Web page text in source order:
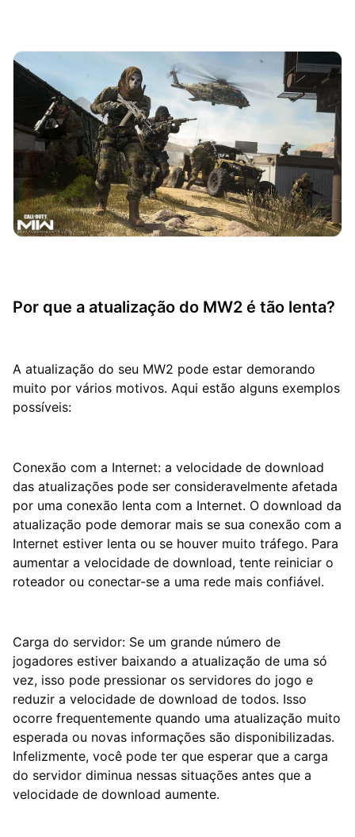
Por que a atualização do MW2 é tão lenta?
A atualização do seu MW2 pode estar demorando
muito por vários motivos. Aqui estão alguns exemplos
possíveis:
Conexão com a Internet: a velocidade de download
das atualizações pode ser consideravelmente afetada
por uma conexão lenta com a Internet. O download da
atualização pode demorar mais se sua conexão com a
Internet estiver lenta ou se houver muito tráfego. Para
aumentar a velocidade de download, tente reiniciar o
roteador ou conectar-se a uma rede mais confiável.
Carga do servidor: Se um grande número de
jogadores estiver baixando a atualização de uma só
vez, isso pode pressionar os servidores do jogo e
reduzir a velocidade de download de todos. Isso
ocorre frequentemente quando uma atualização muito
esperada ou novas informações são disponibilizadas.
Infelizmente, você pode ter que esperar que a carga
do servidor diminua nessas situações antes que a
velocidade de download aumente.